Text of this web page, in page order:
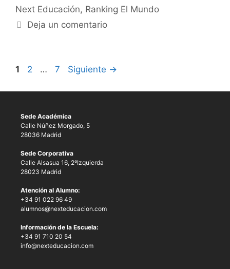
Next Educación, Ranking El Mundo
Deja un comentario
1 2 … 7 Siguiente →
Sede Académica
Calle Núñez Morgado, 5
28036 Madrid
Sede Corporativa
Calle Alsasua 16, 2ºIzquierda
28023 Madrid
Atención al Alumno:
+34 91 022 96 49
alumnos@nexteducacion.com
Información de la Escuela:
+34 91 710 20 54
info@nexteducacion.com